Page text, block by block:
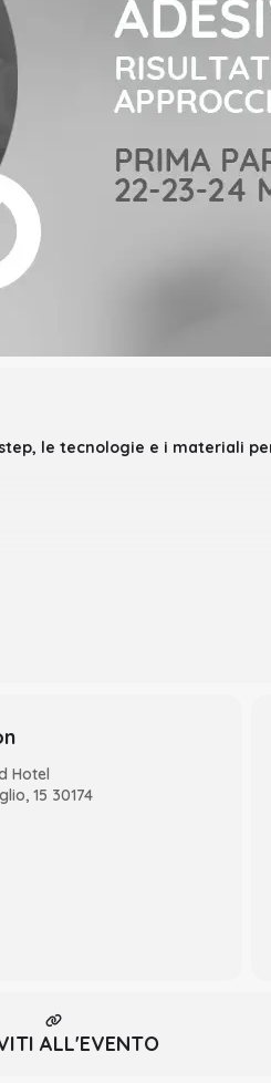
le tecnologie e i materiali
successo. Come edove fare i
checkfunzionale e
Hotel
15 30174
ALL'EVENTO